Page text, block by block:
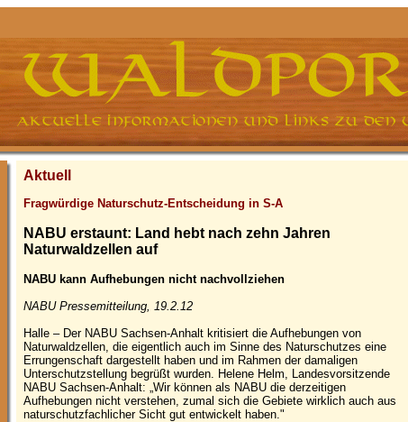
Aktuell
Fragwürdige Naturschutz-Entscheidung in S-A
NABU erstaunt: Land hebt nach zehn Jahren
Naturwaldzellen auf
NABU kann Aufhebungen nicht nachvollziehen
NABU Pressemitteilung, 19.2.12
Halle – Der NABU Sachsen-Anhalt kritisiert die Aufhebungen von
Naturwaldzellen, die eigentlich auch im Sinne des Naturschutzes eine
Errungenschaft dargestellt haben und im Rahmen der damaligen
Unterschutzstellung begrüßt wurden. Helene Helm, Landesvorsitzende
NABU Sachsen-Anhalt: „Wir können als NABU die derzeitigen
Aufhebungen nicht verstehen, zumal sich die Gebiete wirklich auch aus
naturschutzfachlicher Sicht gut entwickelt haben."